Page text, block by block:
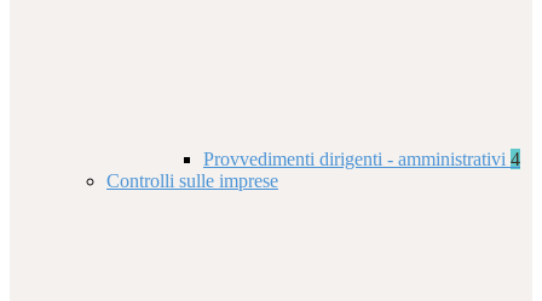
Provvedimenti dirigenti - amministrativi 4
Controlli sulle imprese